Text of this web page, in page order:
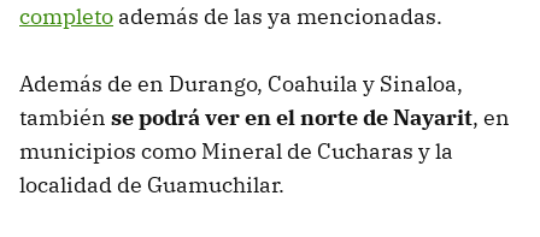
completo además de las ya mencionadas.
Además de en Durango, Coahuila y Sinaloa,
también se podrá ver en el norte de Nayarit, en
municipios como Mineral de Cucharas y la
localidad de Guamuchilar.